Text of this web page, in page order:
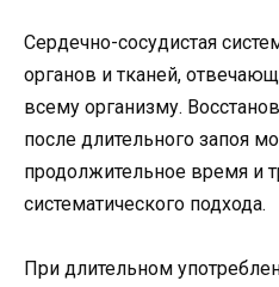
Сердечно-сосудистая
органов и тканей,
всему организму.
после длительного запоя
продолжительное время и
систематического подхода.
При длительном